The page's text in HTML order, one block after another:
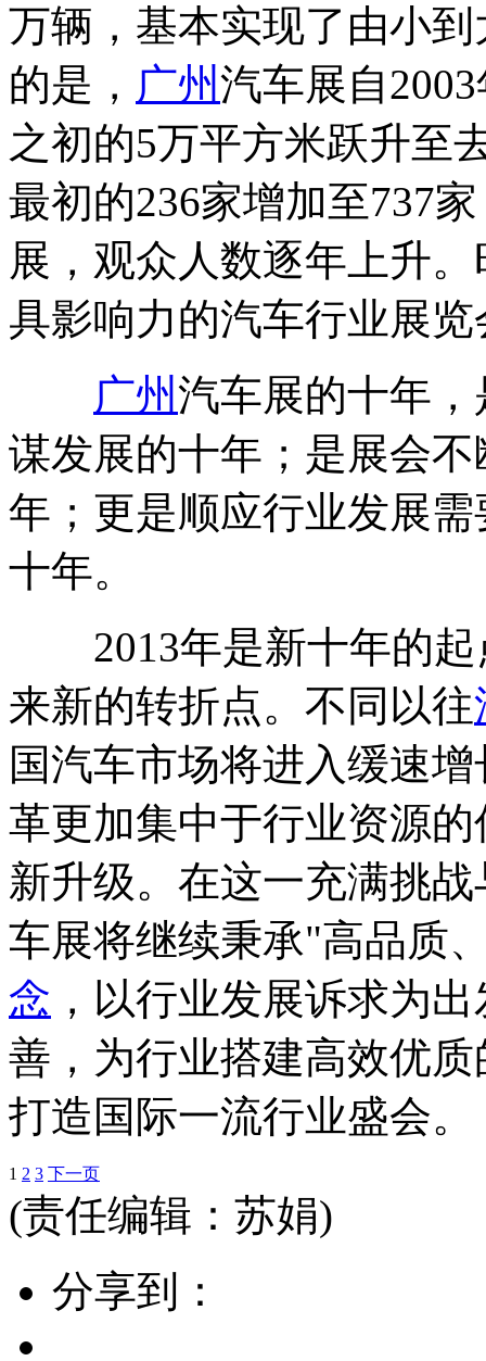
万辆，基本实现了由小
的是， 广州汽车展自
之初的5万平方米跃升至
最初的236家增加至737
展，观众人数逐年上升
具影响力的汽车行业展
广州汽车展的十年
谋发展的十年；是展会
年；更是顺应行业发展
十年。
2013年是新十年的起
来新的转折点。不同以往
国汽车市场将进入缓速
革更加集中于行业资源
新升级。在这一充满挑
车展将继续秉承"高品质
念 ，以行业发展诉求为
善，为行业搭建高效优
打造国际一流行业盛会。
1 2 3 下一页
(责任编辑：苏娟)
分享到：